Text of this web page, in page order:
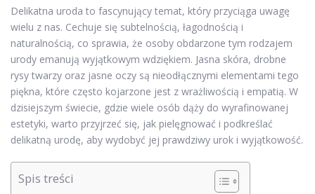
Delikatna uroda to fascynujący temat, który przyciąga uwagę
wielu z nas. Cechuje się subtelnością, łagodnością i
naturalnością, co sprawia, że osoby obdarzone tym rodzajem
urody emanują wyjątkowym wdziękiem. Jasna skóra, drobne
rysy twarzy oraz jasne oczy są nieodłącznymi elementami tego
piękna, które często kojarzone jest z wrażliwością i empatią. W
dzisiejszym świecie, gdzie wiele osób dąży do wyrafinowanej
estetyki, warto przyjrzeć się, jak pielęgnować i podkreślać
delikatną urodę, aby wydobyć jej prawdziwy urok i wyjątkowość.
Spis treści